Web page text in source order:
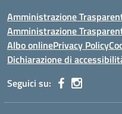
Amministrazione
Amministrazione
Albo onlinePrivacy Policy
Dichiarazione di
Seguici su: